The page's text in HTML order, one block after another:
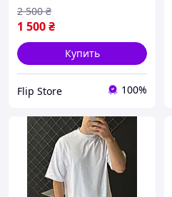
1 500₴
2 500 ₴
Купить
Flip Store 100%